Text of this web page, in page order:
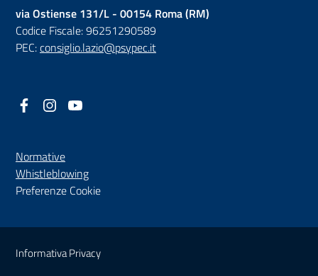
via Ostiense 131/L - 00154 Roma (RM)
Codice Fiscale: 96251290589
PEC:consiglio.lazio@psypec.it
Facebook
(nuova scheda - new tab)
Instagram
(nuova scheda - new tab)
Normative
Whistleblowing(nuova scheda - new tab)
Preferenze Cookie
Sezione Link Utili
Informativa Privacy